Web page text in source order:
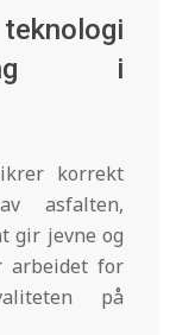
i
korrekt
asfalten,
gir jevne og
arbeidet for
på